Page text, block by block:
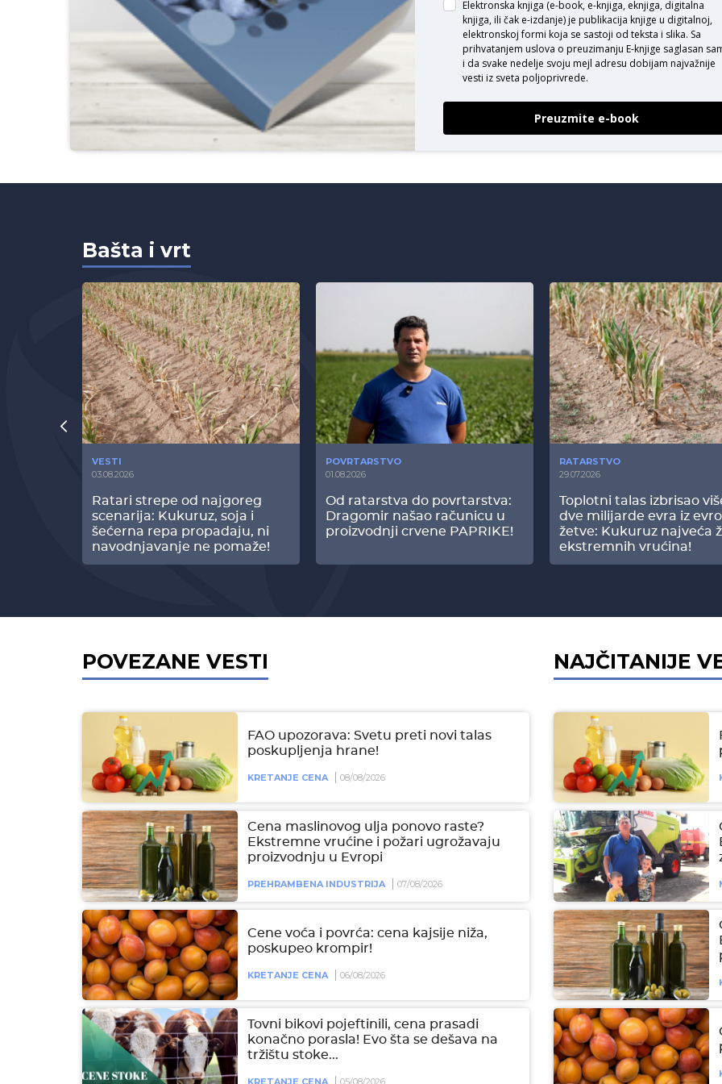
Elektronska knjiga (e-book, e-knjiga, eknjiga, digitalna
knjiga, ili čak e-izdanje) je publikacija knjige u digitalnoj,
elektronskoj formi koja se sastoji od teksta i slika. Sa
prihvatanjem uslova o preuzimanju E-knjige saglasan
i da svake nedelje svoju mejl adresu dobijam najvažnije
vesti iz sveta poljoprivrede.
Preuzmite e-book
Bašta i vrt
VESTI
03.08.2026
Ratari strepe od najgoreg
scenarija: Kukuruz, soja i
šećerna repa propadaju, ni
navodnjavanje ne pomaže!
POVRTARSTVO
01.08.2026
Od ratarstva do povrtarstva:
Dragomir našao računicu u
proizvodnji crvene PAPRIKE!
RATARSTVO
29.07.2026
Toplotni talas izbrisao
dve milijarde evra iz
žetve: Kukuruz najveća
ekstremnih vrućina!
POVEZANE VESTI
FAO upozorava: Svetu preti novi talas
poskupljenja hrane!
KRETANJE CENA 08/08/2026
Cena maslinovog ulja ponovo raste?
Ekstremne vrućine i požari ugrožavaju
proizvodnju u Evropi
PREHRAMBENA INDUSTRIJA 07/08/2026
Cene voća i povrća: cena kajsije niža,
poskupeo krompir!
KRETANJE CENA 06/08/2026
Tovni bikovi pojeftinili, cena prasadi
konačno porasla! Evo šta se dešava na
tržištu stoke...
KRETANJE CENA 05/08/2026
NAJČITANIJE